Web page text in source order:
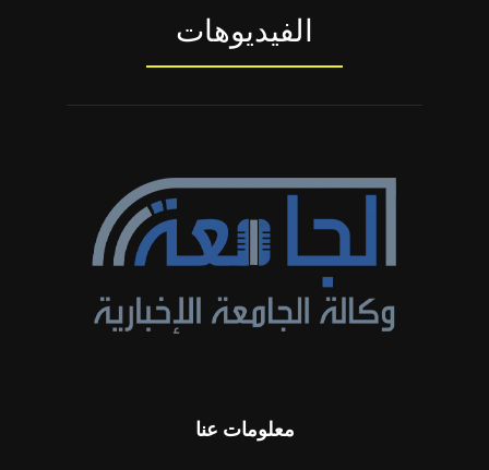
الفيديوهات
معلومات عنا